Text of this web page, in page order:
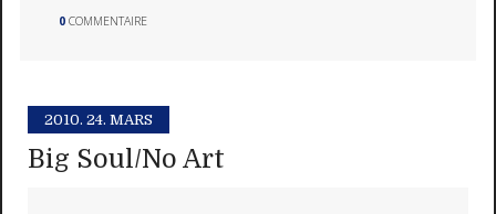
0 COMMENTAIRE
2010. 24. MARS
Big Soul/No Art